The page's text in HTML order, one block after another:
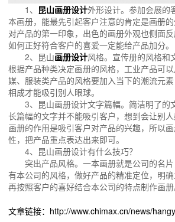
1、 昆山画册设计外形设计。参加会展的
本画册，能最先引起客户注意的肯定是画册
对产品的第一印象，出色的画册外观也侧面反
如何正好符合客户的喜爱一定能给产品加分。
2、昆山画册设计风格。宣传册的风格和
根据产品种类决定画册的风格，工业产品可
媒、服装类产品的风格要加入当下的潮流元
相成才能吸引别人眼球。
3、昆山画册设计文字篇幅。简洁明了的
长篇幅的文字并不能吸引客户，想到会让别
画册的作用是吸引客户对产品的兴趣，所以
性，把产品重点表达出来即可。
4、昆山画册设计有什么技巧？
突出产品风格。一本画册就是公司的名
有本公司的风格，做好产品的精准定位，明确
再按照客户的喜好结合本公司的特点制作画册
文章链接：http://www.chimax.cn/news/